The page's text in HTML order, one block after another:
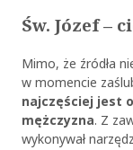
Św. Józef –
Mimo, że źródła
w momencie
najczęściej jest
mężczyzna. Z
wykonywał